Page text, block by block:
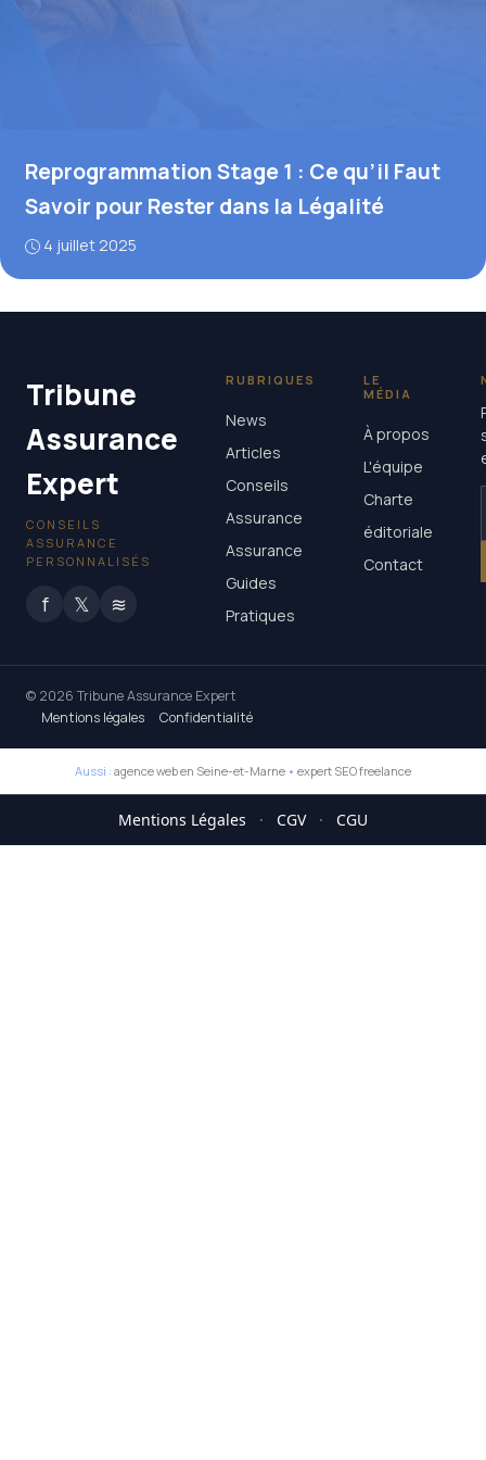
Reprogrammation Stage 1 : Ce qu’il Faut
Savoir pour Rester dans la Légalité
4 juillet 2025
Tribune
Assurance
Expert
CONSEILS
ASSURANCE
PERSONNALISÉS
f 𝕏 ≋
RUBRIQUES
News
Articles
Conseils
Assurance
Assurance
Guides
Pratiques
LE
MÉDIA
À propos
L'équipe
Charte
éditoriale
Contact
© 2026 Tribune Assurance Expert
Mentions légales
Confidentialité
Aussi : agence web en Seine-et-Marne • expert SEO freelance
Mentions Légales · CGV · CGU